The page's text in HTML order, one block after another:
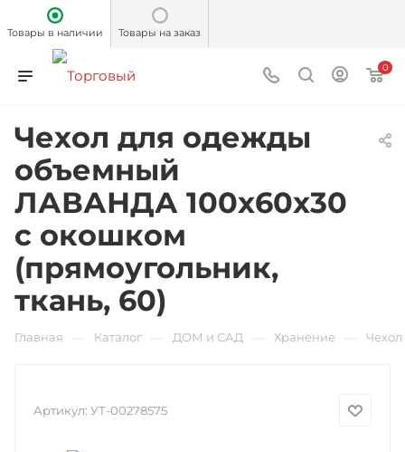
Товары в наличии Товары на заказ
0
Чехол для одежды
объемный
ЛАВАНДА 100x60x30
с окошком
(прямоугольник,
ткань, 60)
Главная Каталог ДОМ и САД Хранение
Артикул: УТ-00278575